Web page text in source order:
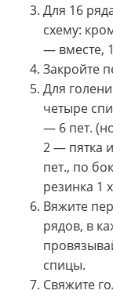
Для 16
схему:
— вместе,
Закройте
Для
четыре
— 6 пет.
2 — пятка
пет., по
резинка 1
Вяжите
рядов, в
спицы.
Свяжите